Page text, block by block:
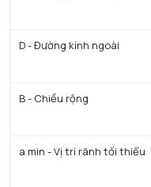
D - Đường kính ngoài
B - Chiều rộng
a min - Vị trí rãnh tối thiểu